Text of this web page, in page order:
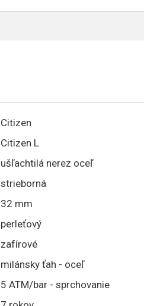
Citizen
Citizen L
ušľachtilá nerez oceľ
strieborná
32 mm
perleťový
zafírové
milánsky ťah - oceľ
5 ATM/bar - sprchovanie